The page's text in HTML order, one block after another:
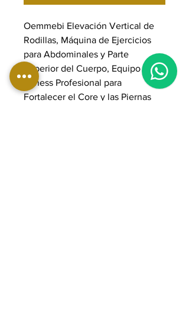
Oemmebi Elevación Vertical de
Rodillas, Máquina de Ejercicios
para Abdominales y Parte
Superior del Cuerpo, Equipo de
Fitness Profesional para
Fortalecer el Core y las Piernas